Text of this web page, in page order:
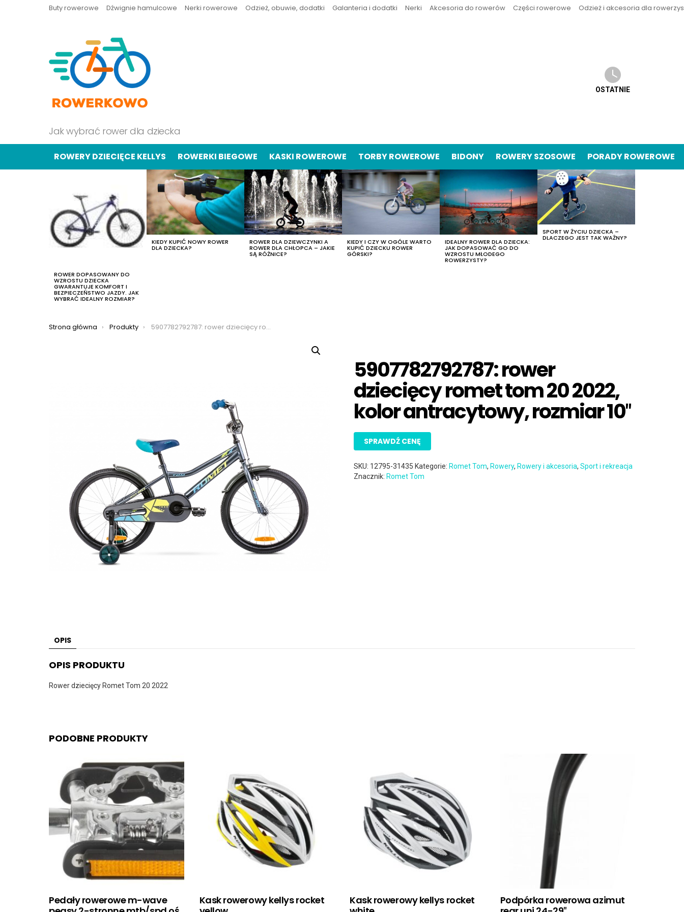
Buty rowerowe Dźwignie hamulcowe Nerki rowerowe Odzież, obuwie, dodatki Galanteria i dodatki Nerki Akcesoria do rowerów Części rowerowe Odzież i akcesoria dla
Jak wybrać rower dla dziecka
OSTATNIE
ROWERY DZIECIĘCE KELLYS ROWERKI BIEGOWE KASKI ROWEROWE TORBY ROWEROWE BIDONY ROWERY SZOSOWE PORADY ROWEROWE
ROWER DOPASOWANY DO
WZROSTU DZIECKA
GWARANTUJE KOMFORT I
BEZPIECZEŃSTWO JAZDY. JAK
WYBRAĆ IDEALNY ROZMIAR?
KIEDY KUPIĆ NOWY ROWER
DLA DZIECKA?
ROWER DLA DZIEWCZYNKI A
ROWER DLA CHŁOPCA – JAKIE
SĄ RÓŻNICE?
KIEDY I CZY W OGÓLE WARTO
KUPIĆ DZIECKU ROWER
GÓRSKI?
IDEALNY ROWER DLA DZIECKA:
JAK DOPASOWAĆ GO DO
WZROSTU MŁODEGO
ROWERZYSTY?
SPORT W ŻYCIU DZIECKA –
DLACZEGO JEST TAK WAŻNY?
Jesteś tutaj:
Strona główna Produkty 5907782792787: rower dziecięcy romet tom 20 2022, kolor antracytowy, rozmiar 10″
5907782792787: rower
dziecięcy romet tom 20 2022,
kolor antracytowy, rozmiar 10″
SPRAWDŹ CENĘ
SKU: 12795-31435 Kategorie: Romet Tom, Rowery, Rowery i akcesoria,Sport i rekreacja
Znacznik: Romet Tom
OPIS
OPIS PRODUKTU
Rower dziecięcy Romet Tom 20 2022
PODOBNE PRODUKTY
Pedały rowerowe m-wave
Kask rowerowy kellys rocket
Kask rowerowy kellys rocket
Podpórka rowerowa azimut